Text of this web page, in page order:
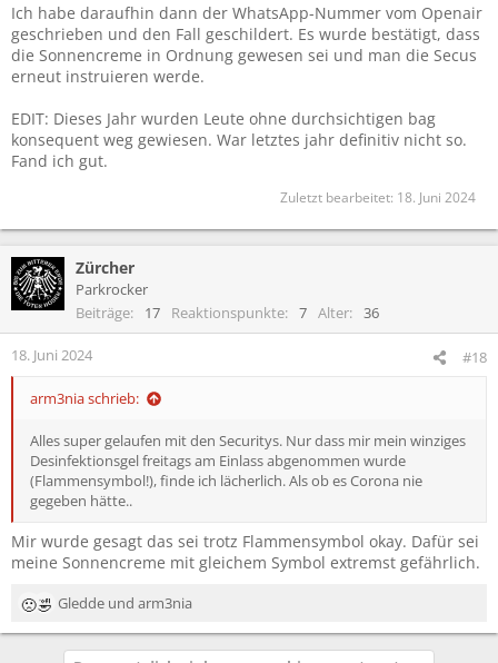
Ich habe daraufhin dann der WhatsApp-Nummer vom Openair
geschrieben und den Fall geschildert. Es wurde bestätigt, dass
die Sonnencreme in Ordnung gewesen sei und man die Secus
erneut instruieren werde.
EDIT: Dieses Jahr wurden Leute ohne durchsichtigen bag
konsequent weg gewiesen. War letztes jahr definitiv nicht so.
Fand ich gut.
Zuletzt bearbeitet: 18. Juni 2024
Zürcher
Parkrocker
Beiträge
17 Reaktionspunkte 7 Alter 36
18. Juni 2024 #18
arm3nia schrieb:
Alles super gelaufen mit den Securitys. Nur dass mir mein winziges
Desinfektionsgel freitags am Einlass abgenommen wurde
(Flammensymbol!), finde ich lächerlich. Als ob es Corona nie
gegeben hätte..
Mir wurde gesagt das sei trotz Flammensymbol okay. Dafür sei
meine Sonnencreme mit gleichem Symbol extremst gefährlich.
R
e
Gledde und arm3nia